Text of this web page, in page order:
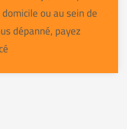
ou au sein de
dépanné, payez